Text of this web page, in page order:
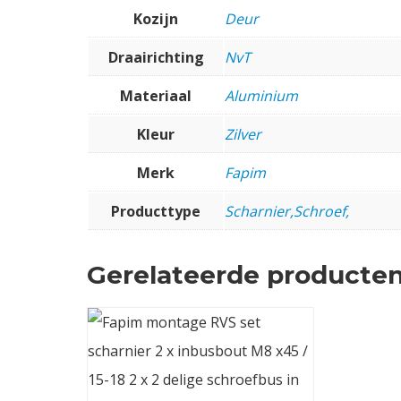
Kozijn
Deur
Draairichting
NvT
Materiaal
Aluminium
Kleur
Zilver
Merk
Fapim
Producttype
Scharnier,Schroef,
Gerelateerde